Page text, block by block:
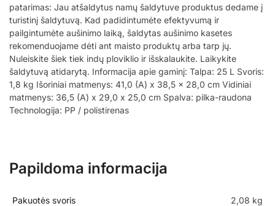
patarimas: Jau atšaldytus namų šaldytuve produktus dedame į
turistinį šaldytuvą. Kad padidintumėte efektyvumą ir
pailgintumėte aušinimo laiką, šaldytas aušinimo kasetes
rekomenduojame dėti ant maisto produktų arba tarp jų.
Nuleiskite šiek tiek indų ploviklio ir išskalaukite. Laikykite
šaldytuvą atidarytą. Informacija apie gaminį: Talpa: 25 L Svoris:
1,8 kg Išoriniai matmenys: 41,0 (A) x 38,5 x 28,0 cm Vidiniai
matmenys: 36,5 (A) x 29,0 x 25,0 cm Spalva: pilka-raudona
Technologija: PP / polistirenas
Papildoma informacija
Pakuotės svoris 2,08 kg